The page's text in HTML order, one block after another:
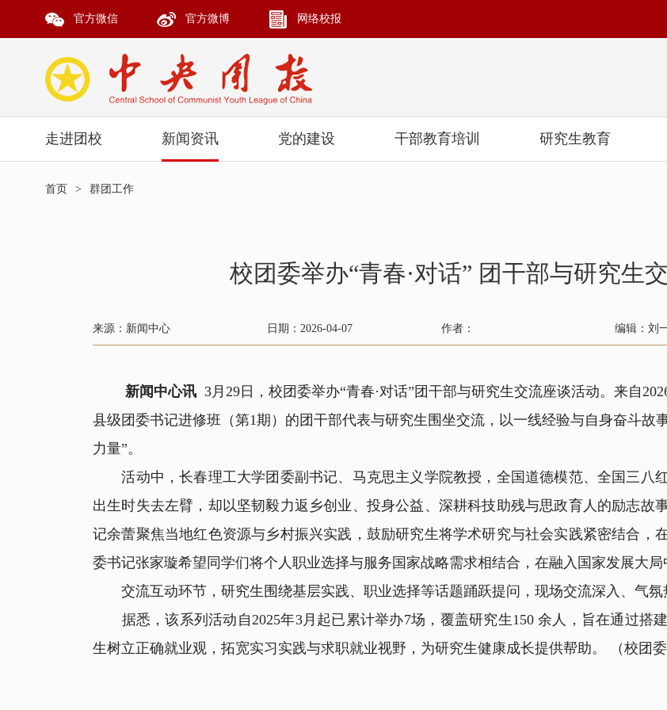
官方微信 官方微博 网络校报
走进团校 新闻资讯 党的建设 干部教育培训 研究生教育
首页 > 群团工作
校团委举办“青春·对话” 团干部与研究生
来源：新闻中心 日期：2026-04-07 作者： 编辑：刘
新闻中心讯 3月29日，校团委举办“青春·对话”团干部与研究生交流座谈活动。来自
县级团委书记进修班（第1期）的团干部代表与研究生围坐交流，以一线经验与自身奋斗故
力量”。
活动中，长春理工大学团委副书记、马克思主义学院教授，全国道德模范、全国三八
出生时失去左臂，却以坚韧毅力返乡创业、投身公益、深耕科技助残与思政育人的励志故
记余蕾聚焦当地红色资源与乡村振兴实践，鼓励研究生将学术研究与社会实践紧密结合，
委书记张家璇希望同学们将个人职业选择与服务国家战略需求相结合，在融入国家发展大局
交流互动环节，研究生围绕基层实践、职业选择等话题踊跃提问，现场交流深入、气氛
据悉，该系列活动自2025年3月起已累计举办7场，覆盖研究生150 余人，旨在通过搭
生树立正确就业观，拓宽实习实践与求职就业视野，为研究生健康成长提供帮助。 （校团委